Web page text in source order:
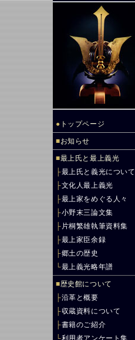
● トップページ
■お知らせ
■最上氏と最上義光
├最上氏と義光について
├文化人最上義光
├最上家をめぐる人々
├小野末三論文集
├ 片桐繁雄執筆資料集
├最上家臣余録
├郷土の歴史
└最上義光略年譜
■歴史館について
├沿革と概要
├収蔵資料について
├書籍のご紹介
└利用者アンケート集